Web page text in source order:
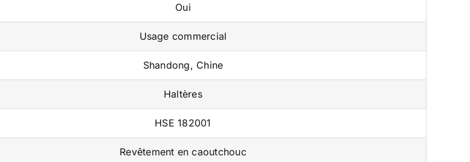
Oui
Usage commercial
Shandong, Chine
Haltères
HSE 182001
Revêtement en caoutchouc